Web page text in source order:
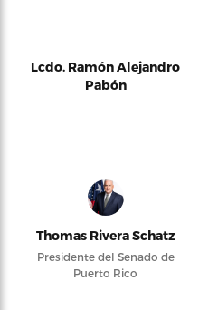
Lcdo. Ramón Alejandro
Pabón
Thomas Rivera Schatz
Presidente del Senado de
Puerto Rico